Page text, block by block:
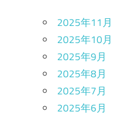
2025年11月
2025年10月
2025年9月
2025年8月
2025年7月
2025年6月